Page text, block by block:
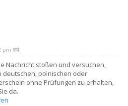
pm बजे
Nachricht stoßen und versuchen,
deutschen, polnischen oder
ohne Prüfungen zu erhalten,
da.